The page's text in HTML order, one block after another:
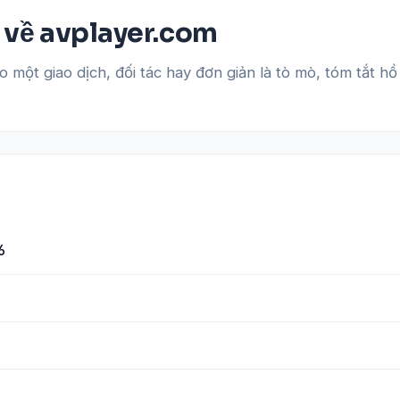
avplayer.com
một giao dịch, đối tác hay đơn giản là tò mò, tóm tắt